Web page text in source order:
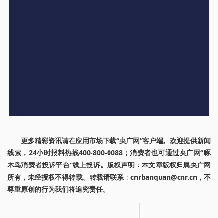
更多精彩资讯请在应用市场下载“央广网”客户端。欢迎提供新闻
线索，24小时报料热线400-800-0088；消费者也可通过央广网“啄
木鸟消费者投诉平台”线上投诉。版权声明：本文章版权归属央广网
所有，未经授权不得转载。转载请联系：cnrbanquan@cnr.cn，不
尊重原创的行为我们将追究责任。